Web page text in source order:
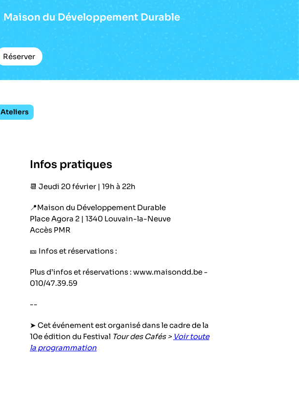
Maison du Développement Durable
Réserver
Ateliers
Infos pratiques
📆 Jeudi 20 février | 19h à 22h
📍Maison du Développement Durable
Place Agora 2 | 1340 Louvain-la-Neuve
Accès PMR
🎫 Infos et réservations :
Plus d’infos et réservations : www.maisondd.be -
010/47.39.59
--
➤ Cet événement est organisé dans le cadre de la
10e édition du Festival Tour des Cafés > Voir toute
la programmation